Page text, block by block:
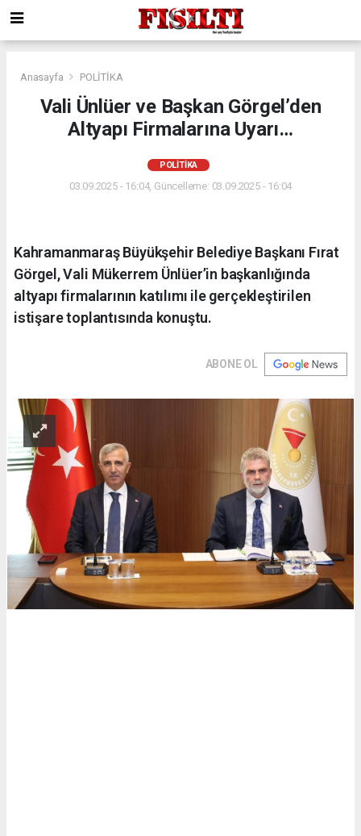
Anasayfa POLİTİKA
Vali Ünlüer ve Başkan Görgel’den
Altyapı Firmalarına Uyarı…
POLİTİKA
03.09.2025 - 16:04, Güncelleme: 03.09.2025 - 16:04
Kahramanmaraş Büyükşehir Belediye Başkanı Fırat
Görgel, Vali Mükerrem Ünlüer’in başkanlığında
altyapı firmalarının katılımı ile gerçekleştirilen
istişare toplantısında konuştu.
ABONE OL